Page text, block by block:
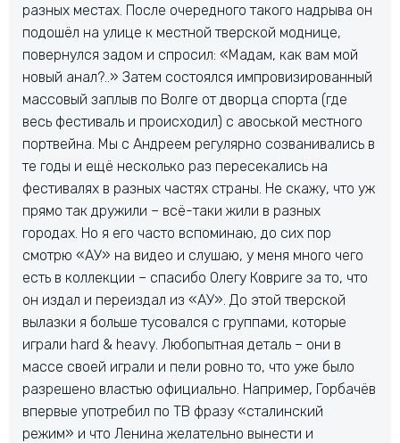
разных местах. После очередного такого надрыва он
подошёл на улице к местной тверской моднице,
повернулся задом и спросил: «Мадам, как вам мой
новый анал?..» Затем состоялся импровизированный
массовый заплыв по Волге от дворца спорта (где
весь фестиваль и происходил) с авоськой местного
портвейна. Мы с Андреем регулярно созванивались в
те годы и ещё несколько раз пересекались на
фестивалях в разных частях страны. Не скажу, что уж
прямо так дружили – всё-таки жили в разных
городах. Но я его часто вспоминаю, до сих пор
смотрю «АУ» на видео и слушаю, у меня много чего
есть в коллекции – спасибо Олегу Ковриге за то, что
он издал и переиздал из «АУ». До этой тверской
вылазки я больше тусовался с группами, которые
играли hard & heavy. Любопытная деталь – они в
массе своей играли и пели ровно то, что уже было
разрешено властью официально. Например, Горбачёв
впервые употребил по ТВ фразу «сталинский
режим» и что Ленина желательно вынести и